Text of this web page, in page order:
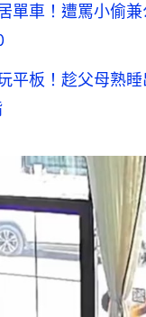
單車！遭罵小偷
平板！趁父母熟